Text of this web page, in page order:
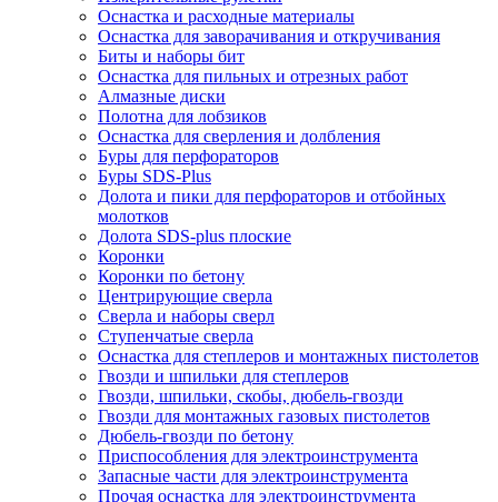
Оснастка и расходные материалы
Оснастка для заворачивания и откручивания
Биты и наборы бит
Оснастка для пильных и отрезных работ
Алмазные диски
Полотна для лобзиков
Оснастка для сверления и долбления
Буры для перфораторов
Буры SDS-Plus
Долота и пики для перфораторов и отбойных
молотков
Долота SDS-plus плоские
Коронки
Коронки по бетону
Центрирующие сверла
Сверла и наборы сверл
Ступенчатые сверла
Оснастка для степлеров и монтажных пистолетов
Гвозди и шпильки для степлеров
Гвозди, шпильки, скобы, дюбель-гвозди
Гвозди для монтажных газовых пистолетов
Дюбель-гвозди по бетону
Приспособления для электроинструмента
Запасные части для электроинструмента
Прочая оснастка для электроинструмента